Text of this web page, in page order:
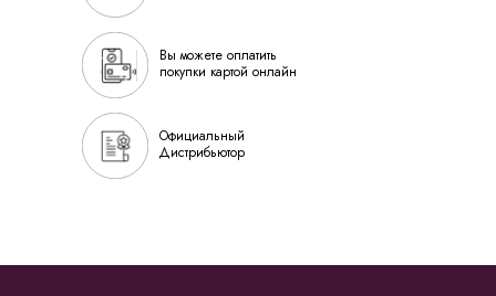
Официальный
Дистрибьютор
Вы можете оплатить
покупки картой онлайн